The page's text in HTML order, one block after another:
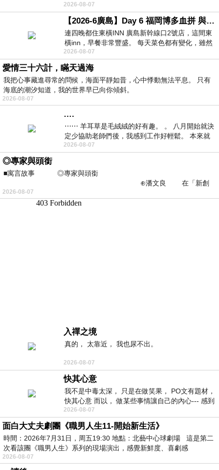
復...，每天跪鍵盤還是被判了花心的罪
2026-08-07
【2026-6廣島】Day 6 福岡博多血拼 與機場接送少年司機深夜對談
連四晚都住東橫INN 廣島新幹線口2號店，這間東
橫inn，早餐非常豐盛。 每天菜色都有變化，雖然
看到工作人員拿出料理包加熱，但
2026-08-07
愛情三十六計，瞞天過海
我把心事藏進尋常的問候，海面平靜如昔，心中悸動無法平息。 只有
海底的潮汐知道，我的世界早已向你傾斜。
2026-08-07
….
⋯⋯ 羊耳草是毛絨絨的好有趣。 。 八月開始就決
定少協助老師們後，我感到工作好輕鬆。 本來就
不是我的工作啊。 真
2026-08-07
◎專家與頭銜
■寓言故事 ◎專家與頭銜
⊕潘文良 在「新創
之谷」裡——
2026-08-07
入禪之境
真的， 太靠近， 我也尿不出。
2026-08-07
快其心意
我不是中毒太深， 只是在做笑果， PO文有題材，
快其心意 而以， 做某些事情讓自己的內心--- 感到
愉快。
2026-08-07
面白大丈夫劇團《職男人生11-開始新生活》
時間：2026年7月31日，周五19:30 地點：北藝中心球劇場 這是第二
次看該團《職男人生》系列的現場演出，感覺新鮮度、喜劇感
2026-08-07